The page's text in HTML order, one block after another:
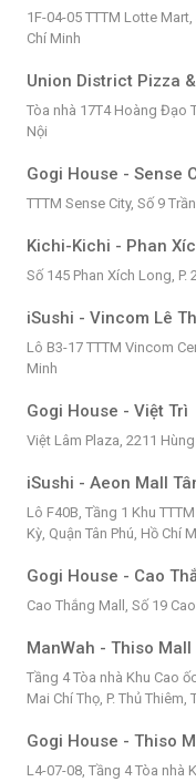
1F-04-05 TTTM Lotte
Chí Minh
Union District Pizza
Tòa nhà 17T4 Hoàng Đạo
Nội
Gogi House - Sense
TTTM Sense City, Số 9
Kichi-Kichi - Phan
Số 145 Phan Xích Long, P.
iSushi - Vincom Lê
Lô B3-17 TTTM Vincom
Minh
Gogi House - Việt Trì
Việt Lâm Plaza, 2211
iSushi - Aeon Mall
Lô F40B, Tầng 1 Khu
Kỳ, Quận Tân Phú, Hồ Chí
Gogi House - Cao
Cao Thắng Mall, Số 19
ManWah - Thiso
Tầng 4 Tòa nhà Khu Cao
Mai Chí Thọ, P. Thủ
Gogi House - Thiso
L4-07-08, Tầng 4 Tòa nhà